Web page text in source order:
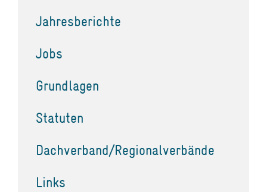
Jahresberichte
Jobs
Grundlagen
Statuten
Dachverband/Regionalverbände
Links